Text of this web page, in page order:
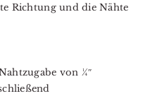
Richtung und die Nähte
von ¼″